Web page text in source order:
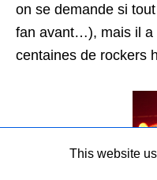
on se demande si
fan avant…), mais il a
centaines de rockers
This website